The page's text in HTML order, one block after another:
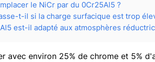
le NiCr par du 0Cr25Al5 ?
t-il si la charge surfacique est trop
est-il adapté aux atmosphères
avec environ 25% de chrome et 5%